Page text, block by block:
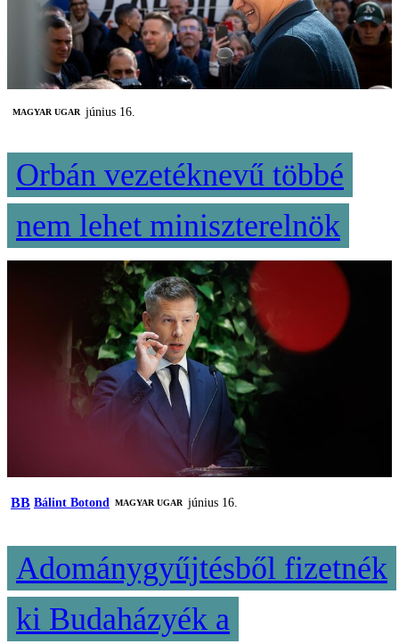
MAGYAR UGAR június 16.
Orbán vezetéknevű többé
nem lehet miniszterelnök
BB Bálint Botond MAGYAR UGAR június 16.
Adománygyűjtésből fizetnék
ki Budaházyék a